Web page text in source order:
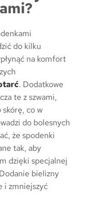
do kilku
na komfort
. Dodatkowe
te z szwami,
co w
do bolesnych
że spodenki
tak, aby
dzięki specjalnej
bielizny
i zmniejszyć